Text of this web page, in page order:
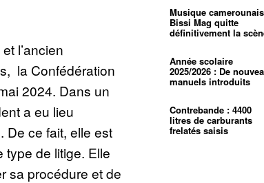
l’ancien
la Confédération
2024. Dans un
a eu lieu
De ce fait, elle est
type de litige. Elle
sa procédure et de
Mouelle
dernier
voyage
Musique
Bissi Mag quitte
définitivement la
Année scolaire
2025/2026 : De
manuels introduits
Contrebande : 4400
litres de carburants
frelatés saisis